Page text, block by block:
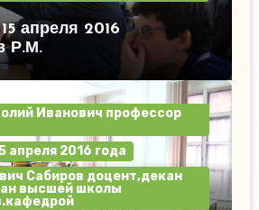
апреля 2016
Р.М.
Иванович профессор
апреля 2016 года
Сабиров доцент,декан
высшей школы